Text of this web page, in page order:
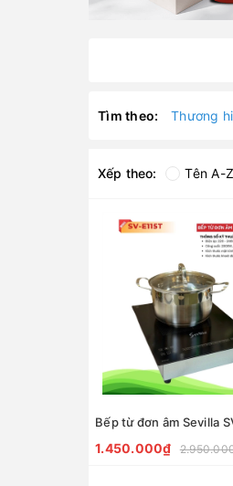
Tìm theo: Thương
Xếp theo: Tên A-Z
Bếp từ đơn âm Sevilla
1.450.000₫